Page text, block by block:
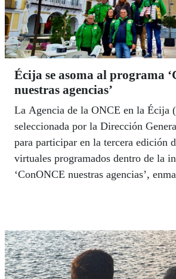
Écija se asoma al programa
nuestras agencias’
La Agencia de la ONCE en la Écija
seleccionada por la Dirección
para participar en la tercera edición
virtuales programados dentro de la
‘ConONCE nuestras agencias’,
el único centro andaluz en participar
programa.